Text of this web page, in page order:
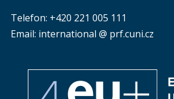
Telefon: +420 221 005 111
Email: international @ prf.cuni.cz